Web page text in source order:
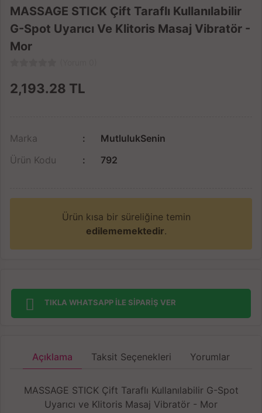
MASSAGE STICK Çift Taraflı Kullanılabilir
G-Spot Uyarıcı Ve Klitoris Masaj Vibratör -
Mor
2,193.28 TL
Marka
MutlulukSenin
Ürün Kodu
792
Ürün kısa bir süreliğine temin
edilememektedir.
TIKLA WHATSAPP İLE SİPARİŞ VER
Açıklama Taksit Seçenekleri Yorumlar
MASSAGE STICK Çift Taraflı Kullanılabilir G-Spot
Uyarıcı ve Klitoris Masaj Vibratör - Mor